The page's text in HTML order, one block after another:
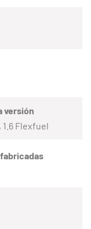
versión
1.6 Flexfuel